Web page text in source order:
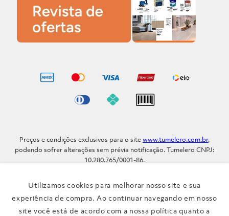
Utilizamos cookies para melhorar nosso site e sua
experiência de compra. Ao continuar navegando em nosso
site você está de acordo com a nossa política quanto a
Preços e condições exclusivos para o sitewww.tumelero.com.br,
podendo sofrer alterações sem prévia notificação. Tumelero CNPJ:
10.280.765/0001-86.
91.110-001
Telefone: (51) 3371-9290